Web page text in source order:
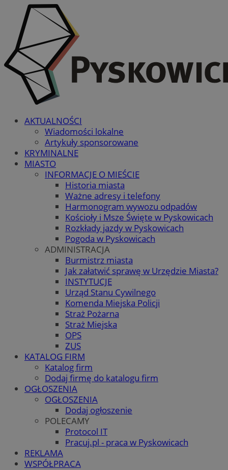
AKTUALNOŚCI
Wiadomości lokalne
Artykuły sponsorowane
KRYMINALNE
MIASTO
INFORMACJE O MIEŚCIE
Historia miasta
Ważne adresy i telefony
Harmonogram wywozu odpadów
Kościoły i Msze Święte w Pyskowicach
Rozkłady jazdy w Pyskowicach
Pogoda w Pyskowicach
ADMINISTRACJA
Burmistrz miasta
Jak załatwić sprawę w Urzędzie Miasta?
INSTYTUCJE
Urząd Stanu Cywilnego
Komenda Miejska Policji
Straż Pożarna
Straż Miejska
OPS
ZUS
KATALOG FIRM
Katalog firm
Dodaj firmę do katalogu firm
OGŁOSZENIA
OGŁOSZENIA
Dodaj ogłoszenie
POLECAMY
Protocol IT
Pracuj.pl - praca w Pyskowicach
REKLAMA
WSPÓŁPRACA